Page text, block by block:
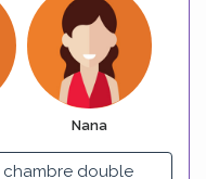
Nana
chambre double